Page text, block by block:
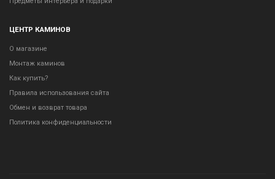
ЦЕНТР КАМИНОВ
О магазине
Монтаж каминов
Как купить?
Правила использования сайта
Обмен и возврат товара
Политика конфиденциальности